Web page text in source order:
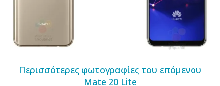
Περισσότερες φωτογραφίες του επόμενου
Mate 20 Lite